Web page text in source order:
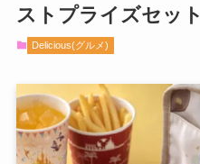
ストプライズセット
Delicious(グルメ)